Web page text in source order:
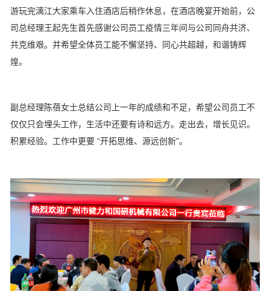
游玩完漓江大家乘车入住酒店后稍作休息，在酒店晚宴开始前，公
司总经理王起先生首先感谢公司员工疫情三年间与公司同舟共济、
共克维艰。并希望全体员工能不懈坚持、同心共超越，和谐铸辉
煌。
副总经理陈蓓女士总结公司上一年的成绩和不足，希望公司员工不
仅仅只会埋头工作，生活中还要有诗和远方。走出去，增长见识。
积累经验。工作中更要 “开拓思维、源远创新”。